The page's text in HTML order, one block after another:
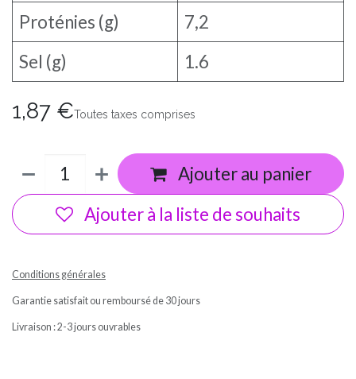
Proténies (g)
7,2
Sel (g)
1.6
1,87 €Toutes taxes comprises
Ajouter au panier
Ajouter à la liste de souhaits
Conditions générales
Garantie satisfait ou remboursé de 30 jours
Livraison : 2-3 jours ouvrables